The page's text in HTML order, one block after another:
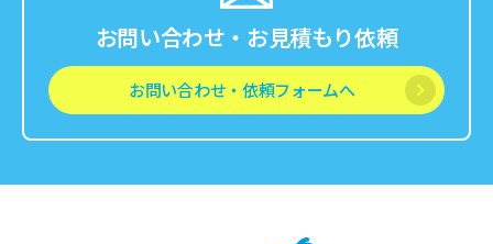
お問い合わせ・お見積もり依頼
お問い合わせ・依頼フォームへ